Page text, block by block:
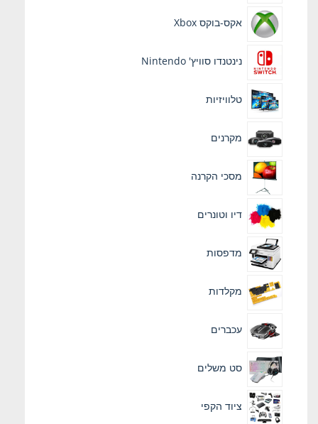
אקס-בוקס Xbox
נינטנדו סוויץ' Nintendo
טלוויזיות
מקרנים
מסכי הקרנה
דיו וטונרים
מדפסות
מקלדות
עכברים
סט משלים
ציוד הקפי